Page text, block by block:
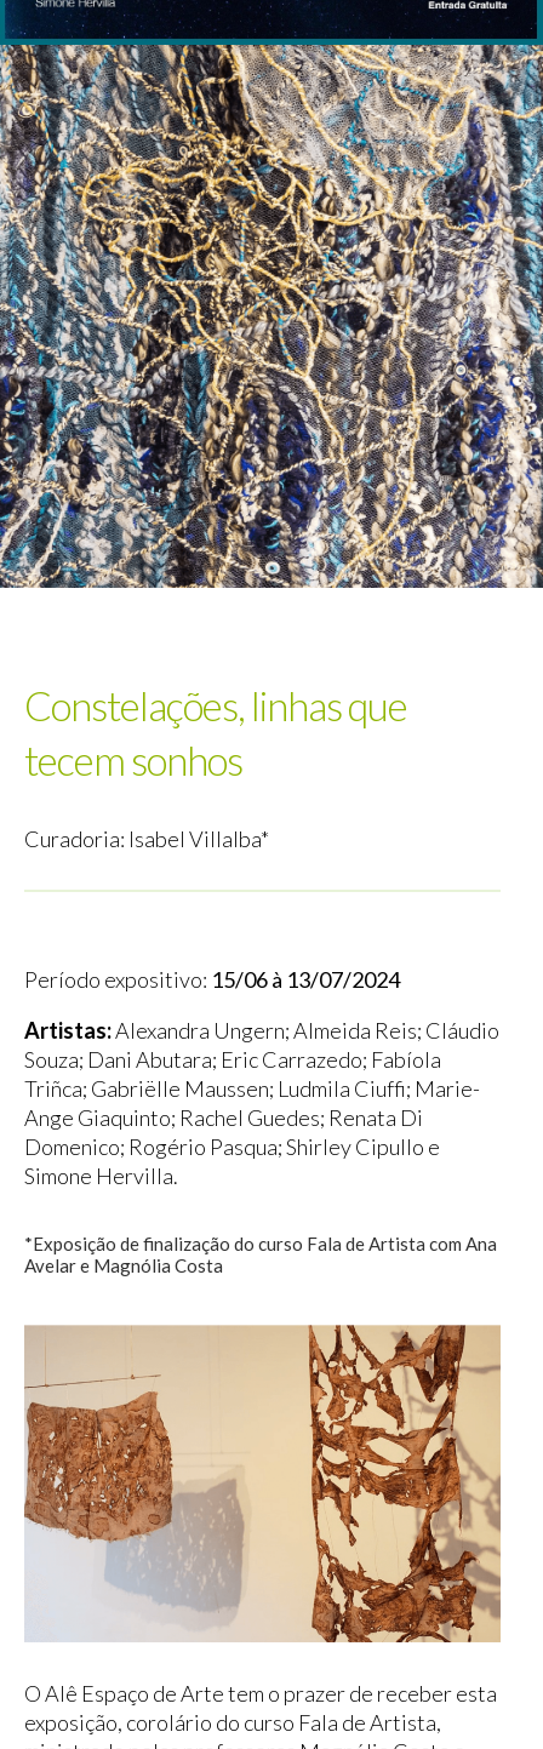
Constelações, linhas que
tecem sonhos
Curadoria: Isabel Villalba*
Período expositivo: 15/06 à 13/07/2024
Artistas:Alexandra Ungern; Almeida Reis; Cláudio
Souza; Dani Abutara; Eric Carrazedo; Fabíola
Triñca; Gabriëlle Maussen; Ludmila Ciuffi; Marie-
Ange Giaquinto; Rachel Guedes; Renata Di
Domenico; Rogério Pasqua; Shirley Cipullo e
Simone Hervilla.
*Exposição de finalização do curso Fala de Artista com Ana
Avelar e Magnólia Costa
O Alê Espaço de Arte tem o prazer de receber esta
exposição, corolário do curso Fala de Artista,